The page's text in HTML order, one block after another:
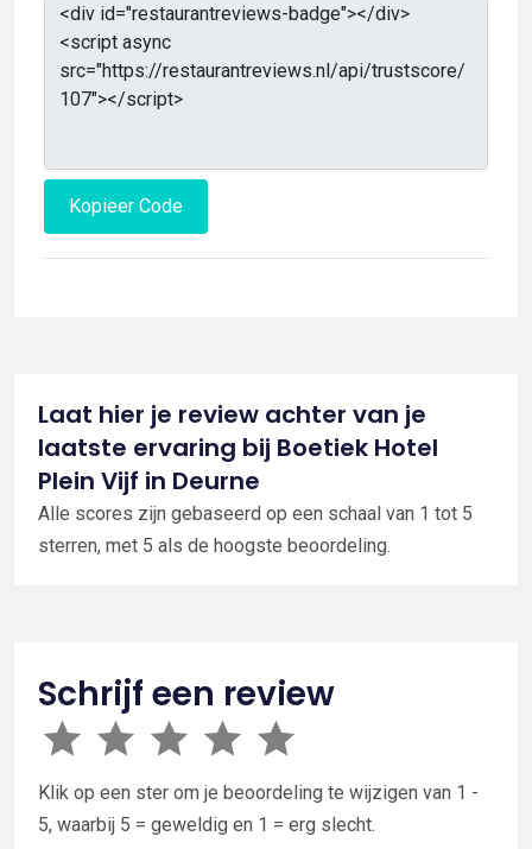
Kopieer Code
Laat hier je review achter van je
laatste ervaring bij Boetiek Hotel
Plein Vijf in Deurne
Alle scores zijn gebaseerd op een schaal van 1 tot 5
sterren, met 5 als de hoogste beoordeling.
Schrijf een review
Klik op een ster om je beoordeling te wijzigen van 1 -
5, waarbij 5 = geweldig en 1 = erg slecht.